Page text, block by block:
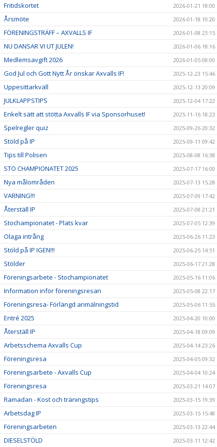
Fritidskortet 2026-01-21 18:00
Årsmöte 2026-01-18 10:20
FÖRENINGSTRÄFF – AXVALLS IF 2026-01-08 23:15
NU DANSAR VI UT JULEN! 2026-01-06 18:16
Medlemsavgift 2026 2026-01-05 08:00
God Jul och Gott Nytt År önskar Axvalls IF! 2025-12-23 15:46
Uppesittarkväll 2025-12-13 20:09
JULKLAPPSTIPS 2025-12-04 17:22
Enkelt sätt att stötta Axvalls IF via Sponsorhuset! 2025-11-16 18:23
Spelregler quiz 2025-09-26 20:32
Stöld på IP 2025-09-11 09:42
Tips till Polisen 2025-08-08 16:38
STO CHAMPIONATET 2025 2025-07-17 16:00
Nya målområden 2025-07-13 15:28
VARNING!!! 2025-07-09 17:42
Återställ IP 2025-07-08 21:21
Stochampionatet - Plats kvar 2025-07-05 12:39
Olaga intrång 2025-06-26 11:23
Stöld på IP IGEN!!! 2025-06-25 14:51
Stölder 2025-06-17 21:28
Föreningsarbete - Stochampionatet 2025-05-16 11:06
Information inför föreningsresan 2025-05-08 22:17
Föreningsresa- Förlängd anmälningstid 2025-05-06 11:55
Entré 2025 2025-04-20 10:00
Återställ IP 2025-04-18 09:09
Arbetsschema Axvalls Cup 2025-04-14 23:26
Föreningsresa 2025-04-05 09:32
Föreningsarbete - Axvalls Cup 2025-04-04 10:24
Föreningsresa 2025-03-21 14:07
Ramadan - Kost och träningstips 2025-03-15 19:39
Arbetsdag IP 2025-03-15 15:48
Föreningsarbeten 2025-03-13 22:44
DIESELSTÖLD 2025-03-11 12:42